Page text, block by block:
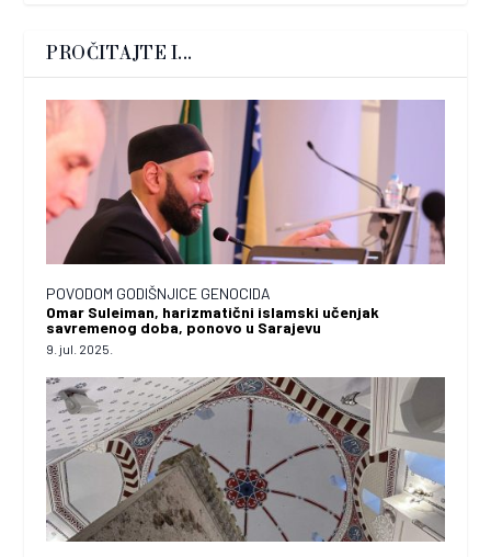
PROČITAJTE I...
POVODOM GODIŠNJICE GENOCIDA
Omar Suleiman, harizmatični islamski učenjak
savremenog doba, ponovo u Sarajevu
9. jul. 2025.